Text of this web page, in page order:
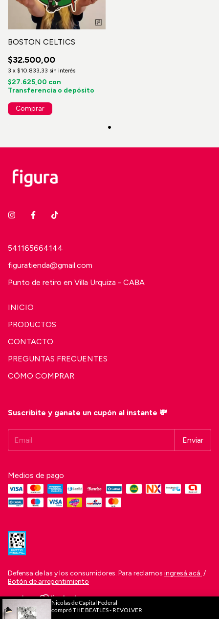
BOSTON CELTICS
$32.500,00
3 x $10.833,33 sin interés
$27.625,00 con
Transferencia o depósito
Comprar
541165664144
figuratienda@gmail.com
Punto de retiro en Villa Urquiza - CABA
INICIO
PRODUCTOS
CONTACTO
PREGUNTAS FRECUENTES
CÓMO COMPRAR
Suscribite y ganate un cupón al instante 💸
Medios de pago
Defensa de las y los consumidores. Para reclamos ingresá acá. /
Botón de arrepentimiento
Copyright Figura Tienda | Cuadros de Portadas, Carteles LED y